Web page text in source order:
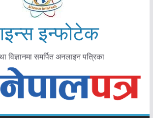
आयुर्वेद चिकित्सा प्रणालीको भूमिका महत्वपूर्ण छ :
मुख्यमन्त्री शाह
इन्फोटेक
विज्ञानमा समर्पित अनलाइन पत्रिका